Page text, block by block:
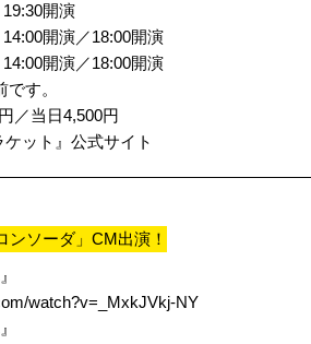
開演
開演／18:00開演
開演／18:00開演
す。
／当日4,500円
ット』公式サイト
ンソーダ」CM出演！
watch?v=_MxkJVkj-NY